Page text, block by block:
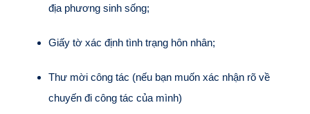
địa phương sinh sống;
Giấy tờ xác định tình trạng hôn nhân;
Thư mời công tác (nếu bạn muốn xác nhận rõ về
chuyến đi công tác của mình)